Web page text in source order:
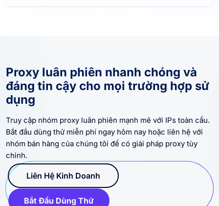
Proxy luân phiên nhanh chóng và
đáng tin cậy cho mọi trường hợp sử
dụng
Truy cập nhóm proxy luân phiên mạnh mẽ với IPs toàn cầu.
Bắt đầu dùng thử miễn phí ngay hôm nay hoặc liên hệ với
nhóm bán hàng của chúng tôi để có giải pháp proxy tùy
chỉnh.
Liên Hệ Kinh Doanh
Bắt Đầu Dùng Thử